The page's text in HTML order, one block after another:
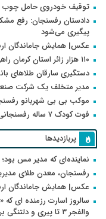
توقیف خودروی حامل چوب
دادستان رفسنجان: رفع
پیگیری می‌شود
عکس| همایش جاماندگان
۱۱۰ هزار زائر استان کرمان راهی سفر اربعین شدند
دستگیری سارقان طلاهای
مدیر متخلف یک شرکت
موکب بی بی شهربانو
فوت کودک ۷ ساله رفسنجانی در سانحه رانندگی
پربازدیدها
نماینده‌ای که مدیر مس
رفسنجان، معدن طلای
عکس| همایش جاماندگان
سالروز اسارت رزمنده ای
والفجر ۳ تا پیری و دلتنگی برای رفقای شهید